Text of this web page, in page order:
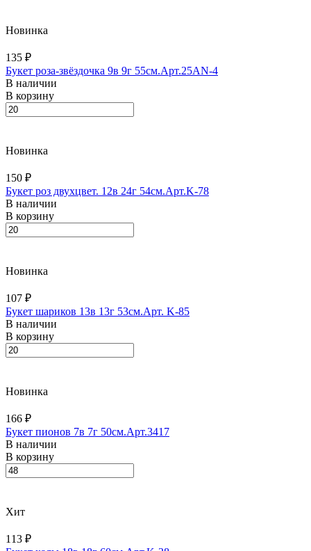
Новинка
135 ₽
Букет роза-звёздочка 9в 9г 55см.Арт.25AN-4
В наличии
В корзину
Новинка
150 ₽
Букет роз двухцвет. 12в 24г 54см.Арт.K-78
В наличии
В корзину
Новинка
107 ₽
Букет шариков 13в 13г 53см.Арт. K-85
В наличии
В корзину
Новинка
166 ₽
Букет пионов 7в 7г 50см.Арт.3417
В наличии
В корзину
Хит
113 ₽